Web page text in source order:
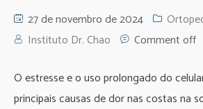
27 de novembro de 2024
Instituto Dr. Chao
Comment off
O estresse e o uso prolongado do
principais causas de dor nas costas na